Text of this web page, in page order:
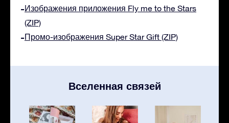
Изображения приложения Fly me to the Stars
(ZIP)
Промо-изображения Super Star Gift (ZIP)
Вселенная связей